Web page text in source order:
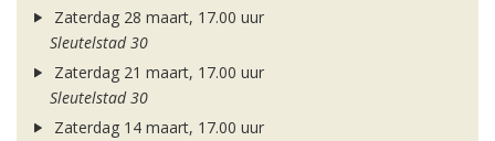
Zaterdag 28 maart, 17.00 uur
Sleutelstad 30
Zaterdag 21 maart, 17.00 uur
Sleutelstad 30
Zaterdag 14 maart, 17.00 uur